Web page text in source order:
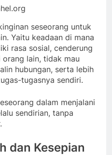
seseorang untuk
Yaitu keadaan di mana
rasa sosial, cenderung
orang lain, tidak mau
hubungan, serta lebih
tugasnya sendiri.
dalam menjalani
sendirian, tanpa
dan Kesepian